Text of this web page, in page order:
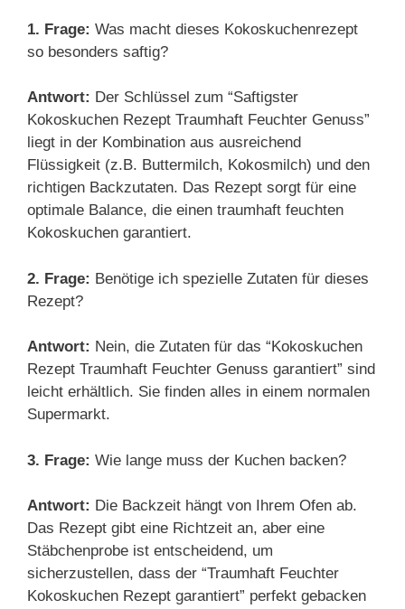
1. Frage: Was macht dieses Kokoskuchenrezept
so besonders saftig?
Antwort: Der Schlüssel zum “Saftigster
Kokoskuchen Rezept Traumhaft Feuchter Genuss”
liegt in der Kombination aus ausreichend
Flüssigkeit (z.B. Buttermilch, Kokosmilch) und den
richtigen Backzutaten. Das Rezept sorgt für eine
optimale Balance, die einen traumhaft feuchten
Kokoskuchen garantiert.
2. Frage: Benötige ich spezielle Zutaten für dieses
Rezept?
Antwort: Nein, die Zutaten für das “Kokoskuchen
Rezept Traumhaft Feuchter Genuss garantiert” sind
leicht erhältlich. Sie finden alles in einem normalen
Supermarkt.
3. Frage: Wie lange muss der Kuchen backen?
Antwort: Die Backzeit hängt von Ihrem Ofen ab.
Das Rezept gibt eine Richtzeit an, aber eine
Stäbchenprobe ist entscheidend, um
sicherzustellen, dass der “Traumhaft Feuchter
Kokoskuchen Rezept garantiert” perfekt gebacken